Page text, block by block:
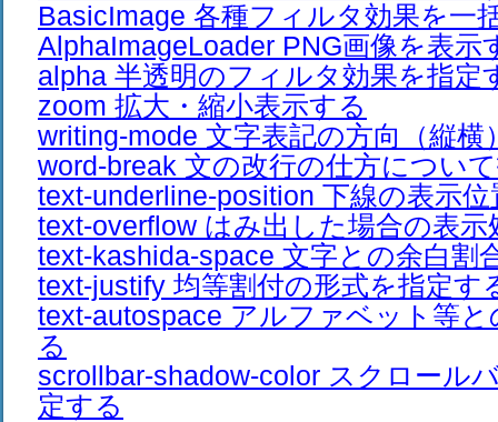
BasicImage 各種フィルタ効果を一
AlphaImageLoader PNG画像を表示
alpha 半透明のフィルタ効果を指定
zoom 拡大・縮小表示する
writing-mode 文字表記の方向（縦横
word-break 文の改行の仕方につい
text-underline-position 下線の表示
text-overflow はみ出した場合の表
text-kashida-space 文字との余白割
text-justify 均等割付の形式を指定す
text-autospace アルファベット等
る
scrollbar-shadow-color スクロール
定する